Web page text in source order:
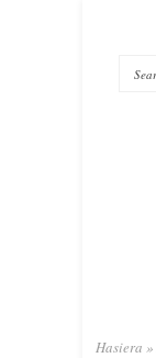
Hasiera »